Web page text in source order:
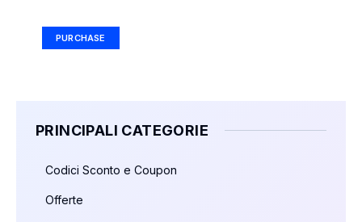
PURCHASE
PRINCIPALI CATEGORIE
Codici Sconto e Coupon
Offerte